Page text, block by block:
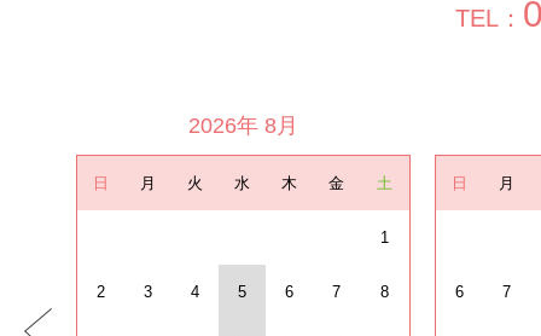
TEL：
2026年 8月
日 月 火 水 木 金 土
1
2 3 4 5 6 7 8
日 月
6 7